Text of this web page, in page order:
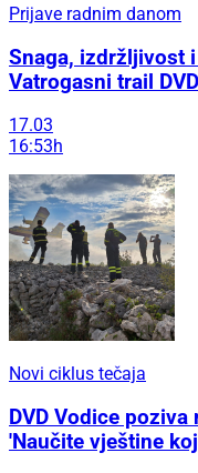
Prijave radnim danom
Snaga, izdržljivost
Vatrogasni trail
17.03
16:53h
Novi ciklus tečaja
DVD Vodice
'Naučite vještine